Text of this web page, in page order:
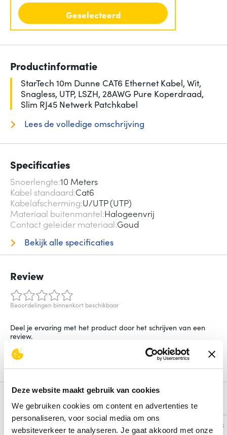
Deze website maakt gebruik van cookies
We gebruiken cookies om content en advertenties te
personaliseren, voor social media om ons
websiteverkeer te analyseren. Je gaat akkoord met onze
Geselecteerd
Productinformatie
StarTech 10m Dunne CAT6 Ethernet Kabel, Wit,
Snagless, UTP, LSZH, 28AWG Pure Koperdraad,
Slim RJ45 Netwerk Patchkabel
Lees de volledige omschrijving
Specificaties
Snoerlengte 10 Meters
Kabel standaard Cat6
Kabelafscherming U/UTP (UTP)
Materiaal buitenmantel Halogeenvrij
Contact geleider materiaal Goud
Bekijk alle specificaties
Review
Beoordelingen binnenkort beschikbaar
Deel je ervaring met het product door het schrijven van een
review.
Schrijf een review
Alternatieven
Vergelijk